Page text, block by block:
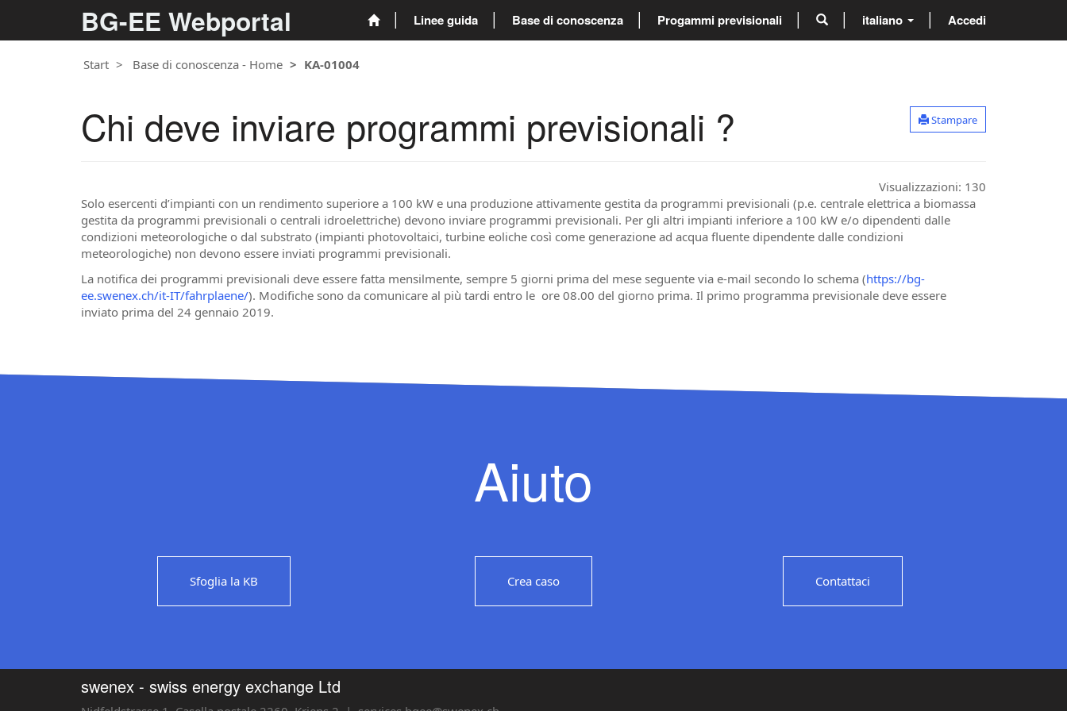
BG-EE Webportal Linee guida Base di conoscenza Progammi previsionali italiano Accedi
Start Base di conoscenza - Home KA-01004
Stampare
Chi deve inviare programmi previsionali ?
Visualizzazioni: 130
Solo esercenti d’impianti con un rendimento superiore a 100 kW e una produzione attivamente gestita da programmi previsionali (p.e. centrale elettrica a biomassa
gestita da programmi previsionali o centrali idroelettriche) devono inviare programmi previsionali. Per gli altri impianti inferiore a 100 kW e/o dipendenti dalle
condizioni meteorologiche o dal substrato (impianti photovoltaici, turbine eoliche così come generazione ad acqua fluente dipendente dalle condizioni
meteorologiche) non devono essere inviati programmi previsionali.
La notifica dei programmi previsionali deve essere fatta mensilmente, sempre 5 giorni prima del mese seguente via e-mail secondo lo schema (https://bg-
ee.swenex.ch/it-IT/fahrplaene/). Modifiche sono da comunicare al più tardi entro le ore 08.00 del giorno prima. Il primo programma previsionale deve essere
inviato prima del 24 gennaio 2019.
Aiuto
Sfoglia la KB Crea caso Contattaci
swenex - swiss energy exchange Ltd